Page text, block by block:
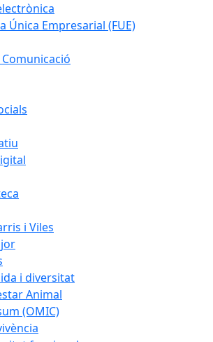
Única Empresarial (FUE)
i Viles
i diversitat
Animal
(OMIC)